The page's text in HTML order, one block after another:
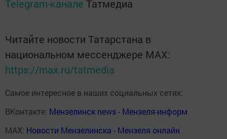
Telegram-канале Татмедиа
Читайте новости Татарстана в
национальном мессенджере MАХ:
https://max.ru/tatmedia
Самое интересное в наших социальных сетях:
ВКонтакте: Мензелинск news - Мензеля-информ
MAX: Новости Мензелинска - Мензеля онлайн